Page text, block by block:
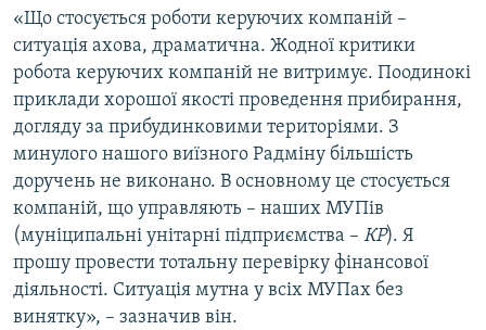
«Що стосується роботи керуючих компаній –
ситуація ахова, драматична. Жодної критики
робота керуючих компаній не витримує. Поодинокі
приклади хорошої якості проведення прибирання,
догляду за прибудинковими територіями. З
минулого нашого виїзного Радміну більшість
доручень не виконано. В основному це стосується
компаній, що управляють – наших МУПів
(муніципальні унітарні підприємства – КР). Я
прошу провести тотальну перевірку фінансової
діяльності. Ситуація мутна у всіх МУПах без
винятку», – зазначив він.